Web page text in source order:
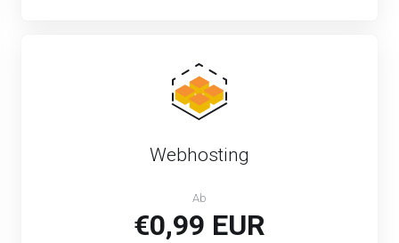
Webhosting
Ab
€0,99 EUR